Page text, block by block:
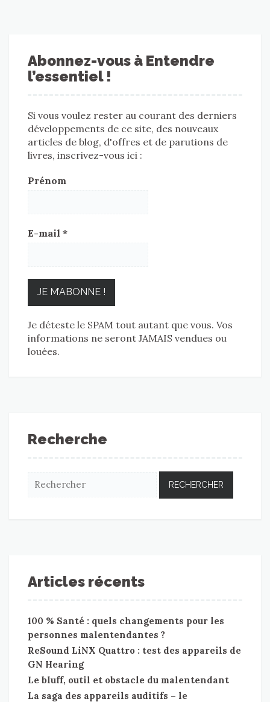
Abonnez-vous à Entendre
l’essentiel !
Si vous voulez rester au courant des derniers
développements de ce site, des nouveaux
articles de blog, d'offres et de parutions de
livres, inscrivez-vous ici :
Prénom
E-mail *
Je déteste le SPAM tout autant que vous. Vos
informations ne seront JAMAIS vendues ou
louées.
Recherche
Articles récents
100 % Santé : quels changements pour les
personnes malentendantes ?
ReSound LiNX Quattro : test des appareils de
GN Hearing
Le bluff, outil et obstacle du malentendant
La saga des appareils auditifs – le